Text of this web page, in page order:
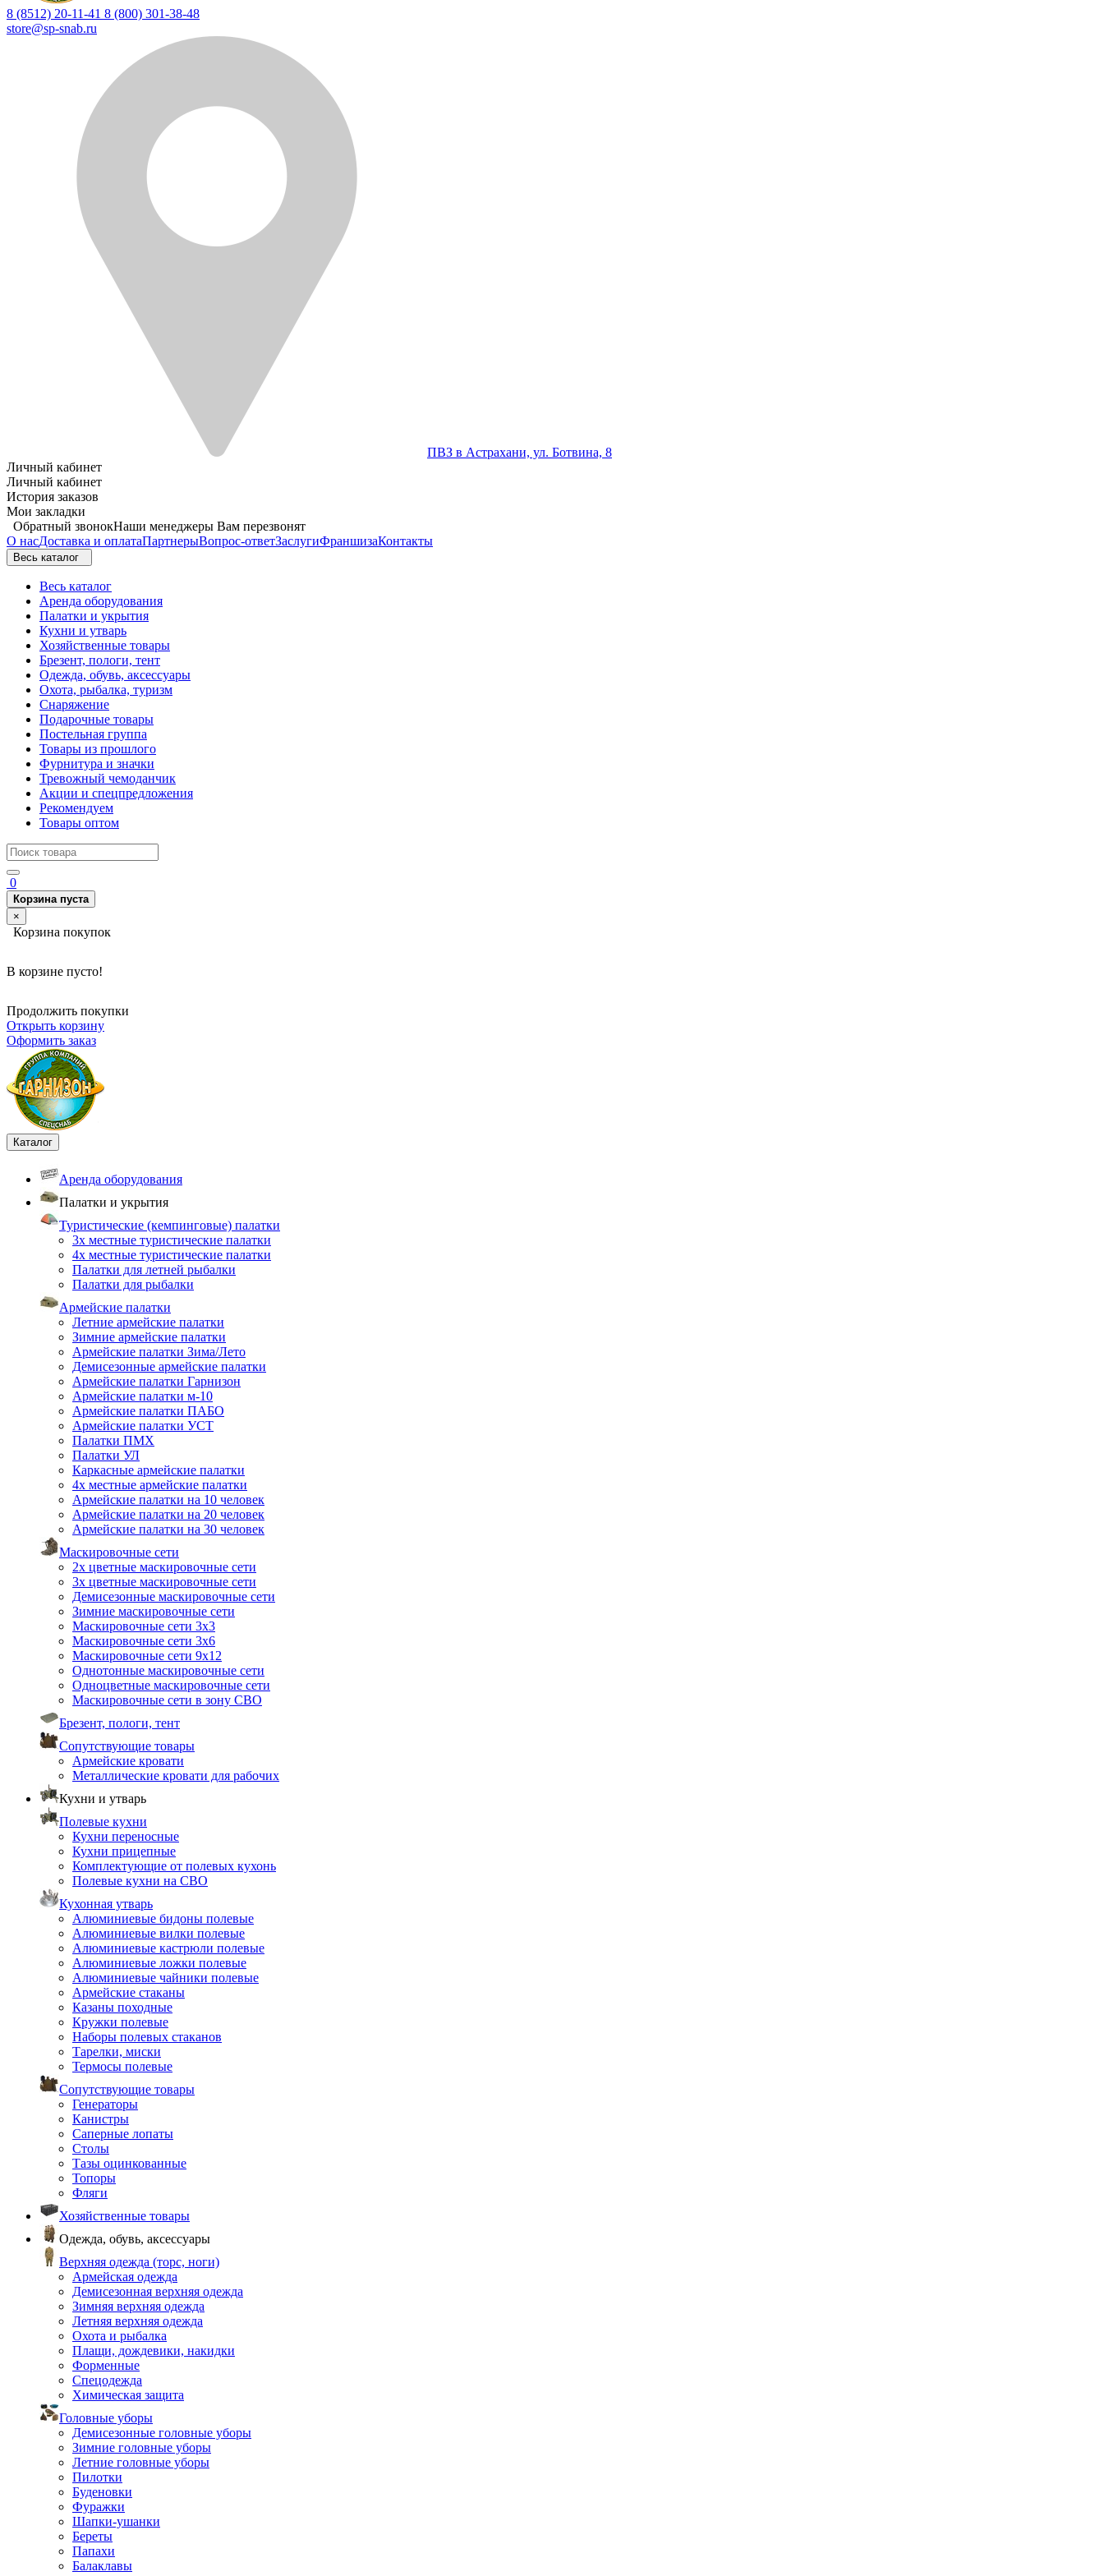
8 (8512) 20-11-41 8 (800) 301-38-48
store@sp-snab.ru
ПВЗ в Астрахани, ул. Ботвина, 8
Личный кабинет
Личный кабинет
История заказов
Мои закладки
Обратный звонокНаши менеджеры Вам перезвонят
О насДоставка и оплатаПартнерыВопрос-ответЗаслугиФраншизаКонтакты
Весь каталог
Весь каталог
Аренда оборудования
Палатки и укрытия
Кухни и утварь
Хозяйственные товары
Брезент, пологи, тент
Одежда, обувь, аксессуары
Охота, рыбалка, туризм
Снаряжение
Подарочные товары
Постельная группа
Товары из прошлого
Фурнитура и значки
Тревожный чемоданчик
Акции и спецпредложения
Рекомендуем
Товары оптом
0
Корзина пуста
×
Корзина покупок
В корзине пусто!
Продолжить покупки
Открыть корзину
Оформить заказ
Каталог
Аренда оборудования
Палатки и укрытия
Туристические (кемпинговые) палатки
3х местные туристические палатки
4х местные туристические палатки
Палатки для летней рыбалки
Палатки для рыбалки
Армейские палатки
Летние армейские палатки
Зимние армейские палатки
Армейские палатки Зима/Лето
Демисезонные армейские палатки
Армейские палатки Гарнизон
Армейские палатки м-10
Армейские палатки ПАБО
Армейские палатки УСТ
Палатки ПМХ
Палатки УЛ
Каркасные армейские палатки
4х местные армейские палатки
Армейские палатки на 10 человек
Армейские палатки на 20 человек
Армейские палатки на 30 человек
Маскировочные сети
2х цветные маскировочные сети
3х цветные маскировочные сети
Демисезонные маскировочные сети
Зимние маскировочные сети
Маскировочные сети 3х3
Маскировочные сети 3х6
Маскировочные сети 9х12
Однотонные маскировочные сети
Одноцветные маскировочные сети
Маскировочные сети в зону СВО
Брезент, пологи, тент
Сопутствующие товары
Армейские кровати
Металлические кровати для рабочих
Кухни и утварь
Полевые кухни
Кухни переносные
Кухни прицепные
Комплектующие от полевых кухонь
Полевые кухни на СВО
Кухонная утварь
Алюминиевые бидоны полевые
Алюминиевые вилки полевые
Алюминиевые кастрюли полевые
Алюминиевые ложки полевые
Алюминиевые чайники полевые
Армейские стаканы
Казаны походные
Кружки полевые
Наборы полевых стаканов
Тарелки, миски
Термосы полевые
Сопутствующие товары
Генераторы
Канистры
Саперные лопаты
Столы
Тазы оцинкованные
Топоры
Фляги
Хозяйственные товары
Одежда, обувь, аксессуары
Верхняя одежда (торс, ноги)
Армейская одежда
Демисезонная верхняя одежда
Зимняя верхняя одежда
Летняя верхняя одежда
Охота и рыбалка
Плащи, дождевики, накидки
Форменные
Спецодежда
Химическая защита
Головные уборы
Демисезонные головные уборы
Зимние головные уборы
Летние головные уборы
Пилотки
Буденовки
Фуражки
Шапки-ушанки
Береты
Папахи
Балаклавы